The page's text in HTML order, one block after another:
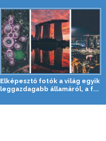
Elképesztő fotók a világ egyik
leggazdagabb államáról, a f...